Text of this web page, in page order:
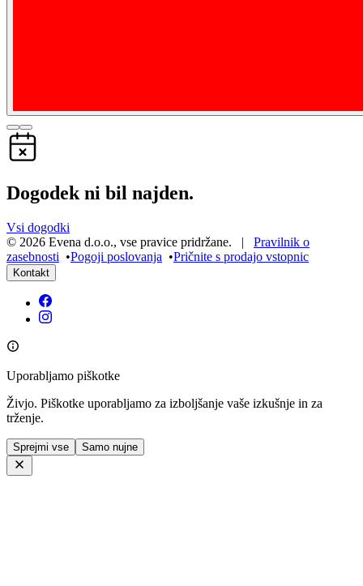
Dogodek ni bil najden.
Vsi dogodki
© 2026 Evena d.o.o., vse pravice pridržane. | Pravilnik o
zasebnosti •Pogoji poslovanja •Pričnite s prodajo vstopnic
Kontakt
Uporabljamo piškotke
Živjo. Piškotke uporabljamo za izboljšanje vaše izkušnje in za
trženje.
Sprejmi vse Samo nujne